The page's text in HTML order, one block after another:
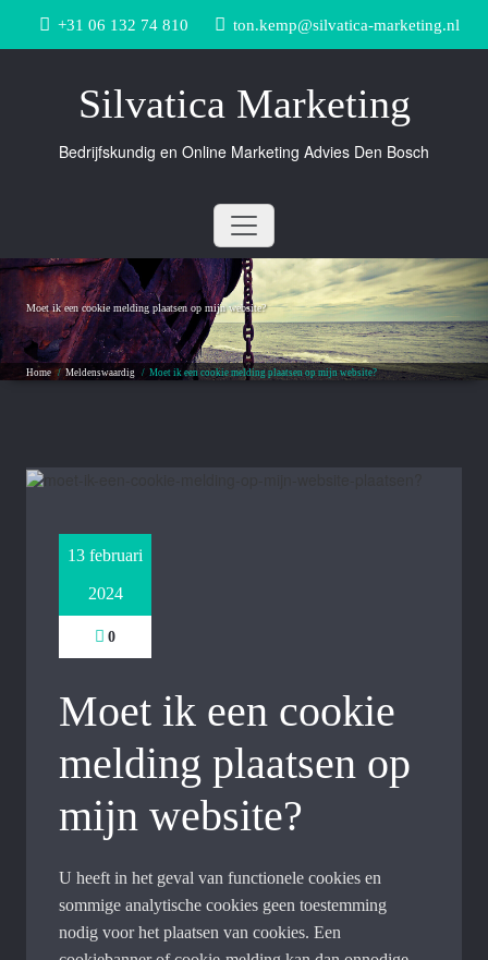
inhoud
+31 06 132 74 810 ton.kemp@silvatica-marketing.nl
Silvatica Marketing
Bedrijfskundig en Online Marketing Advies Den Bosch
Moet ik een cookie melding plaatsen op mijn website?
Home /Meldenswaardig / Moet ik een cookie melding plaatsen op mijn website?
13 februari
2024
0
Moet ik een cookie
melding plaatsen op
mijn website?
U heeft in het geval van functionele cookies en
sommige analytische cookies geen toestemming
nodig voor het plaatsen van cookies. Een